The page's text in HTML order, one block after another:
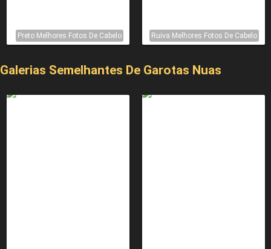
Preto Melhores Fotos De Cabelo Ruiva Melhores Fotos De Cabelo
Galerias Semelhantes De Garotas Nuas